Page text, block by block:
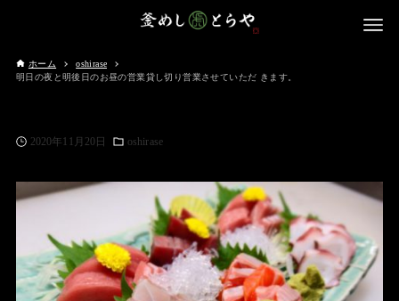
ホーム
oshirase
明日の夜と明後日のお昼の営業貸し切り営業させていただ きます。
2020年11月20日 oshirase